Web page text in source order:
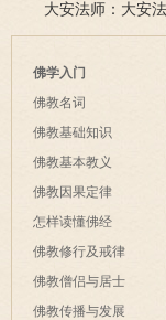
此身不向今生度，
生度此身？
五戒可以搭缦衣吗
大安法师：大安
解
佛学入门
佛教名词
佛教基础知识
佛教基本教义
佛教因果定律
怎样读懂佛经
佛教修行及戒律
佛教僧侣与居士
佛教传播与发展